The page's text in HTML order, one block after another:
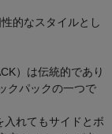
的なスタイルとし
）は伝統的であり
クパックの一つで
れてもサイドとボ